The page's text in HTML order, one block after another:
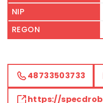
NIP
REGON
48733503733
https://